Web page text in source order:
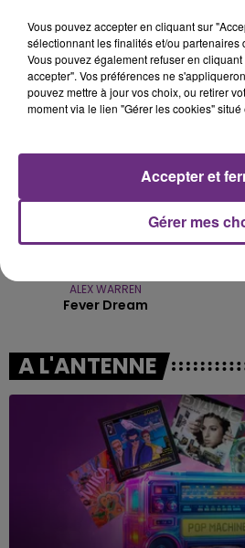
INDOCHINE
Les Nouveaux Soleils
10h41
10h41
ALEX WARREN
Fever Dream
A L'ANTENNE
Vous pouvez accepter en cliquant sur
sélectionnant les finalités et/ou partenaires
Vous pouvez également refuser en
accepter". Vos préférences ne
pouvez mettre à jour vos choix, ou retirer
moment via le lien "Gérer les cookies"
Gérer mes
Accepter et